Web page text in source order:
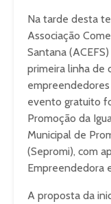
Na tarde desta
Associação
Santana
primeira linha de
empreendedores
evento gratuito
Promoção da
Municipal de
(Sepromi), com
Empreendedora
A proposta da